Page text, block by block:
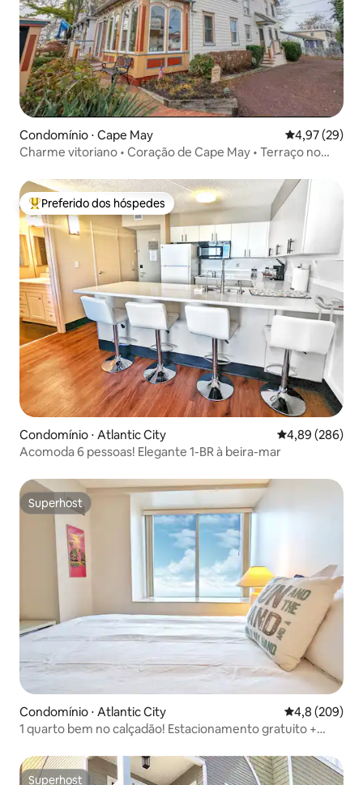
Condomínio ⋅ Cape May 4,97 de uma
4,97 (29)
Charme vitoriano • Coração de Cape May • Terraço no
Entre os melhores preferidos dos hóspedes
Preferido dos hóspedes
Condomínio ⋅ Atlantic City 4,89 de uma
4,89 (286)
Acomoda 6 pessoas! Elegante 1-BR à beira-mar
Superhost
Superhost
Condomínio ⋅ Atlantic City 4,8 de uma
4,8 (209)
1 quarto bem no calçadão! Estacionamento gratuito +
Superhost